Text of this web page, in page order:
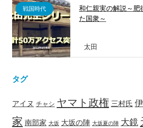
戦国時代
和仁親実の解説～肥
た国衆～
太田
タグ
アイヌ チャシ ヤマト政権 三村氏
家 南部家 大坂 大坂の陣 大坂夏の陣 大鏡